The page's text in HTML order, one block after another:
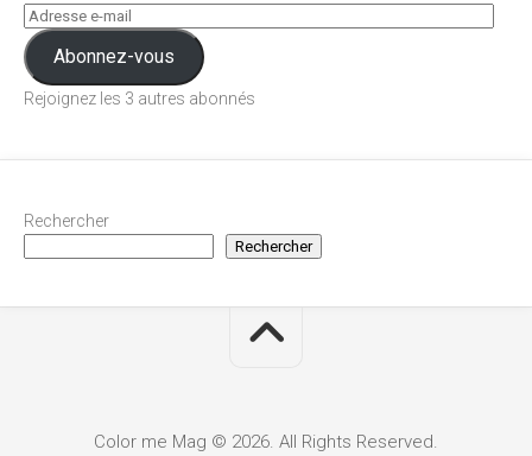
Abonnez-vous
Rejoignez les 3 autres abonnés
Rechercher
Rechercher
Color me Mag © 2026. All Rights Reserved.